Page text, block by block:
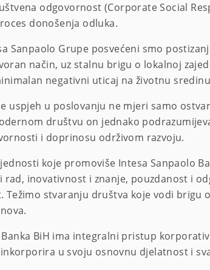
odgovornost (Corporate Social
donošenja odluka.
Sanpaolo Grupe posvećeni smo
način, uz stalnu brigu o lokalnoj
negativni uticaj na životnu
uspjeh u poslovanju ne mjeri samo
društvu on jednako
i doprinosu održivom razvoju.
koje promoviše Intesa Sanpaolo
rad, inovativnost i znanje, pouzdanost i
Težimo stvaranju društva koje vodi brigu
Banka BiH ima integralni pristup
u svoju osnovnu djelatnost i